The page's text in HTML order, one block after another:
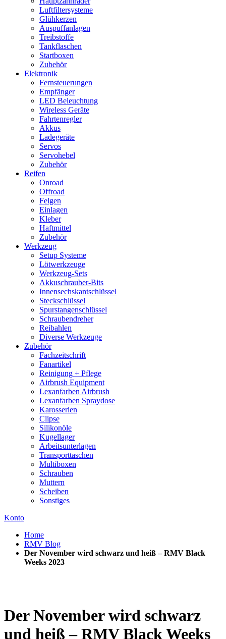
Luftfiltersysteme
Glühkerzen
Auspuffanlagen
Treibstoffe
Tankflaschen
Startboxen
Zubehör
Elektronik
Fernsteuerungen
Empfänger
LED Beleuchtung
Wireless Geräte
Fahrtenregler
Akkus
Ladegeräte
Servos
Servohebel
Zubehör
Reifen
Onroad
Offroad
Felgen
Einlagen
Kleber
Haftmittel
Zubehör
Werkzeug
Setup Systeme
Lötwerkzeuge
Werkzeug-Sets
Akkuschrauber-Bits
Innensechskantschlüssel
Steckschlüssel
Spurstangenschlüssel
Schraubendreher
Reibahlen
Diverse Werkzeuge
Zubehör
Fachzeitschrift
Fanartikel
Reinigung + Pflege
Airbrush Equipment
Lexanfarben Airbrush
Lexanfarben Spraydose
Karosserien
Clipse
Silikonöle
Kugellager
Arbeitsunterlagen
Transporttaschen
Multiboxen
Schrauben
Muttern
Scheiben
Sonstiges
Konto
Home
RMV Blog
Der November wird schwarz und heiß – RMV Black
Weeks 2023
Der November wird schwarz
und heiß – RMV Black Weeks